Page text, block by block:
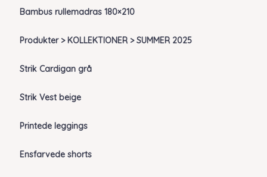
Bambus rullemadras 180×210
Produkter > KOLLEKTIONER > SUMMER 2025
Strik Cardigan grå
Strik Vest beige
Printede leggings
Ensfarvede shorts